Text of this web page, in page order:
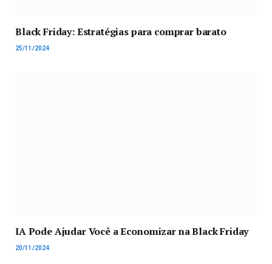
Black Friday: Estratégias para comprar barato
25/11/2024
IA Pode Ajudar Você a Economizar na Black Friday
20/11/2024